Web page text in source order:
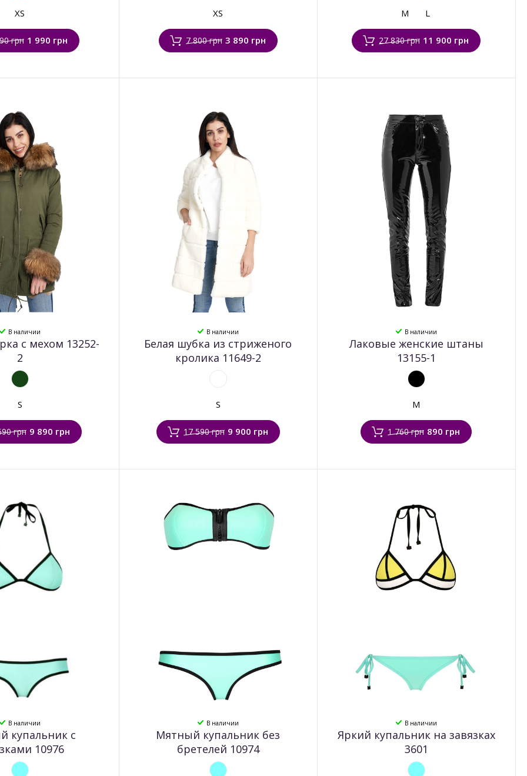
XS
грн 1 990 грн
XS
7 800 грн 3 890 грн
M L
27 830 грн 11 900 грн
В наличии
с мехом 13252-
2
S
грн 9 890 грн
В наличии
Белая шубка из стриженого
кролика 11649-2
S
17 590 грн 9 900 грн
В наличии
Лаковые женские штаны
13155-1
M
1 760 грн 890 грн
В наличии
купальник с
10976
В наличии
Мятный купальник без
бретелей 10974
В наличии
Яркий купальник на завязках
3601